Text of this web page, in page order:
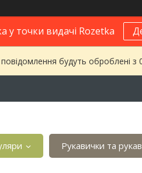
у точки видачі Rozetka
будуть оброблені
Рукавички та